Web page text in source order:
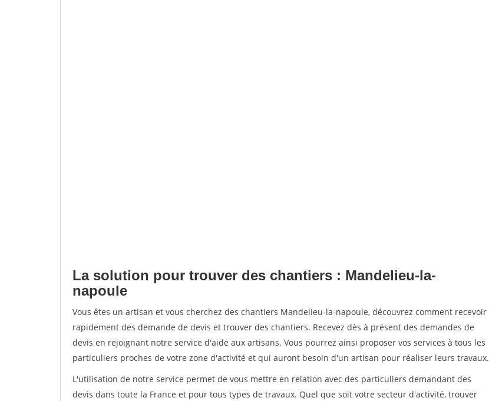
La solution pour trouver des chantiers : Mandelieu-la-
napoule
Vous êtes un artisan et vous cherchez des chantiers Mandelieu-la-napoule, découvrez comment recevoir
rapidement des demande de devis et trouver des chantiers. Recevez dès à présent des demandes de
devis en rejoignant notre service d'aide aux artisans. Vous pourrez ainsi proposer vos services à tous les
particuliers proches de votre zone d'activité et qui auront besoin d'un artisan pour réaliser leurs travaux.
L'utilisation de notre service permet de vous mettre en relation avec des particuliers demandant des
devis dans toute la France et pour tous types de travaux. Quel que soit votre secteur d'activité, trouver